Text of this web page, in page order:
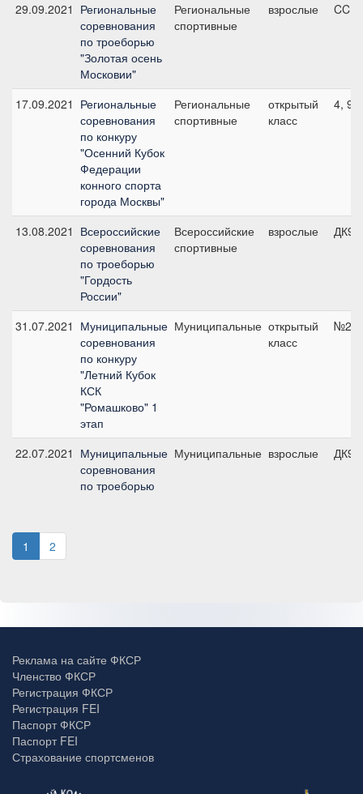
29.09.2021 Региональные
соревнования
по троеборью
"Золотая осень
Московии"
Региональные
спортивные
взрослые
17.09.2021 Региональные
соревнования
по конкуру
"Осенний Кубок
Федерации
конного спорта
города Москвы"
Региональные
спортивные
открытый
класс
4,
13.08.2021 Всероссийские
соревнования
по троеборью
"Гордость
России"
Всероссийские
спортивные
взрослые ДК90
31.07.2021 Муниципальные
соревнования
по конкуру
"Летний Кубок
КСК
"Ромашково" 1
этап
Муниципальные открытый
класс
№2,
22.07.2021 Муниципальные
соревнования
по троеборью
Муниципальные взрослые ДК90
1 2
Реклама на сайте ФКСР
Членство ФКСР
Регистрация ФКСР
Регистрация FEI
Паспорт ФКСР
Паспорт FEI
Страхование спортсменов